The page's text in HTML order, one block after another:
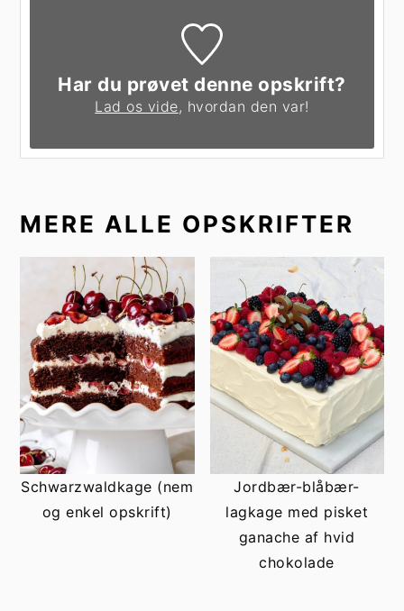
Har du prøvet denne opskrift?
Lad os vide, hvordan den var!
MERE ALLE OPSKRIFTER
Schwarzwaldkage (nem
og enkel opskrift)
Jordbær-blåbær-
lagkage med pisket
ganache af hvid
chokolade